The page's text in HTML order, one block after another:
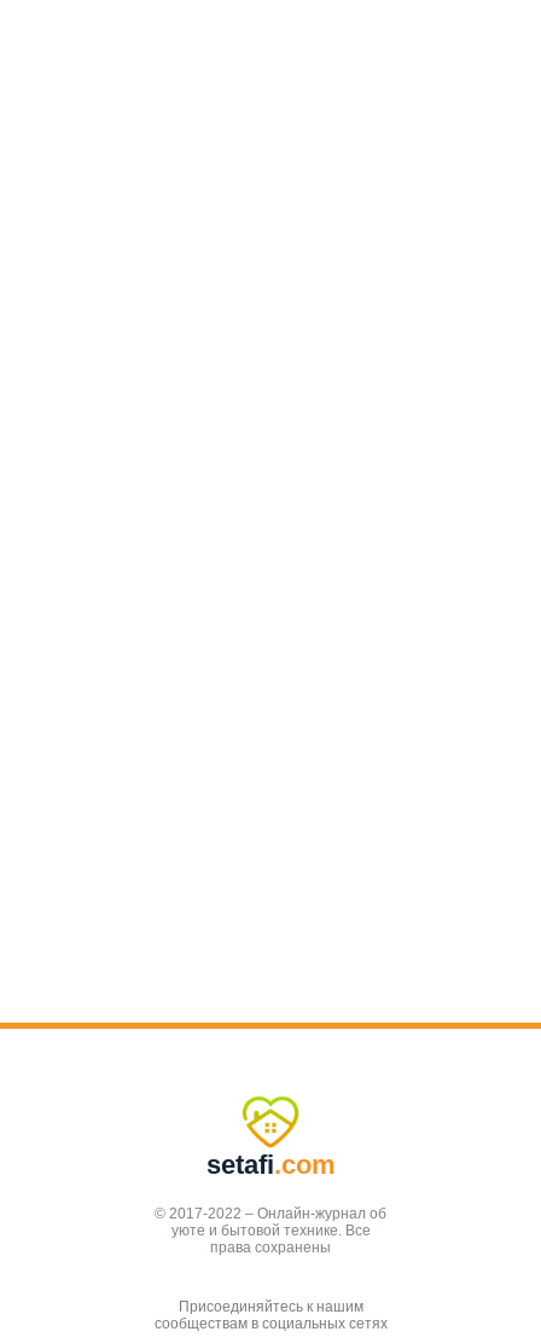
setafi.com
© 2017-2022 – Онлайн-журнал об
уюте и бытовой технике. Все
права сохранены
Присоединяйтесь к нашим
сообществам в социальных сетях